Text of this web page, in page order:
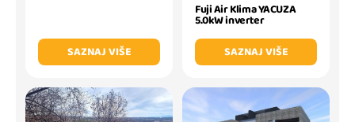
SAZNAJ VIŠE
Fuji Air Klima YACUZA
5.0kW inverter
SAZNAJ VIŠE